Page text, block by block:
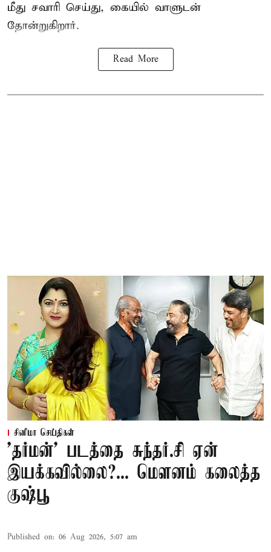
மீது சவாரி செய்து, கையில் வாளுடன்
தோன்றுகிறார்.
Read More
சினிமா செய்திகள்
'தர்மன்' படத்தை சுந்தர்.சி ஏன்
இயக்கவில்லை?... மௌனம் கலைத்த
குஷ்பூ
Published on: 06 Aug 2026, 5:07 am